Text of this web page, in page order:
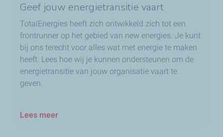
Geef jouw energietransitie vaart
TotalEnergies heeft zich ontwikkeld zich tot een
frontrunner op het gebied van new energies. Je kunt
bij ons terecht voor alles wat met energie te maken
heeft. Lees hoe wij je kunnen ondersteunen om de
energietransitie van jouw organisatie vaart te
geven.
Lees meer